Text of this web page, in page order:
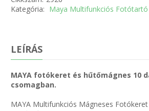
Kategória: Maya Multifunkciós
LEÍRÁS
MAYA fotókeret és hűtőmágnes 10
csomagban.
MAYA Multifunkciós Mágneses